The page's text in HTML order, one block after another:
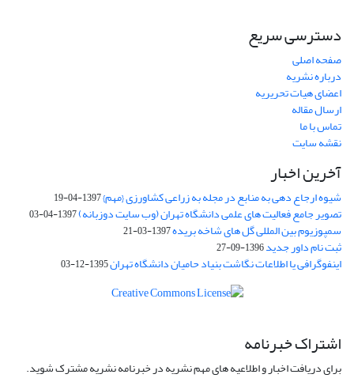
دسترسی سریع
صفحه اصلی
درباره نشریه
اعضای هیات تحریریه
ارسال مقاله
تماس با ما
نقشه سایت
آخرین اخبار
شیوه ارجاع دهی به منابع در مجله به زراعی کشاورزی {مهم}1397-04-19
تصویر جامع فعالیت های علمی دانشگاه تهران (وب سایت دوزبانه)1397-04-03
سمپوزیوم بین المللی گل های شاخه بریده1397-03-21
ثبت نام داور جدید1396-09-27
اینفوگرافی یا اطلاعات نگاشت بنیاد حامیان دانشگاه تهران1395-12-03
اشتراک خبرنامه
برای دریافت اخبار و اطلاعیه های مهم نشریه در خبرنامه نشریه مشترک شوید.